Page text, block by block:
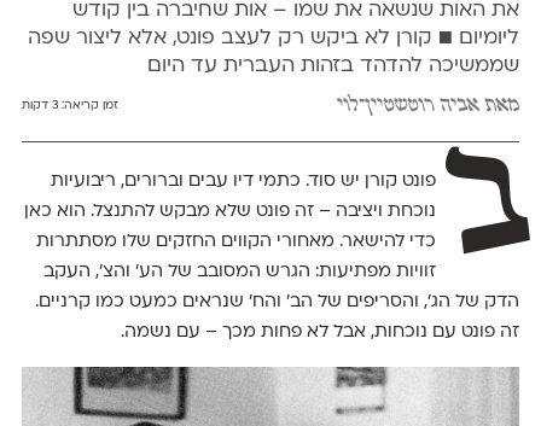
את האות שנשאה את שמו – אות שחיברה בין קודש
ליומיום ■ קורן לא ביקש רק לעצב פונט, אלא ליצור שפה
שממשיכה להדהד בזהות העברית עד היום
מאת אביה רוטשטיין־לוי זמן קריאה:3 דקות
ב
פונט קורן יש סוד. כתמי דיו עבים וברורים, ריבועיות
נוכחת ויציבה – זה פונט שלא מבקש להתנצל. הוא כאן
כדי להישאר. מאחורי הקווים החזקים שלו מסתתרות
זוויות מפתיעות: הגרש המסובב של הע׳ והצ׳, העקב
הדק של הג׳, והסריפים של הב׳ והח׳ שנראים כמעט כמו קרניים.
זה פונט עם נוכחות, אבל לא פחות מכך – עם נשמה.